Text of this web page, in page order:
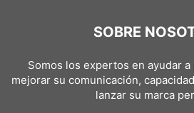
SOBRE
Somos los expertos en ayudar
mejorar su comunicación,
lanzar su marca